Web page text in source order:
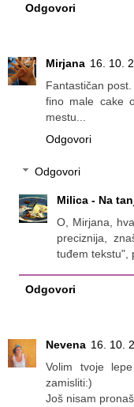
Odgovori
Mirjana 16. 10.
Fantastičan
fino male cake
mestu...
Odgovori
Odgovori
Milica - Na
O, Mirjana,
preciznija,
tuđem tekstu",
Odgovori
Nevena 16. 10.
Volim tvoje
zamisliti:)
Još nisam